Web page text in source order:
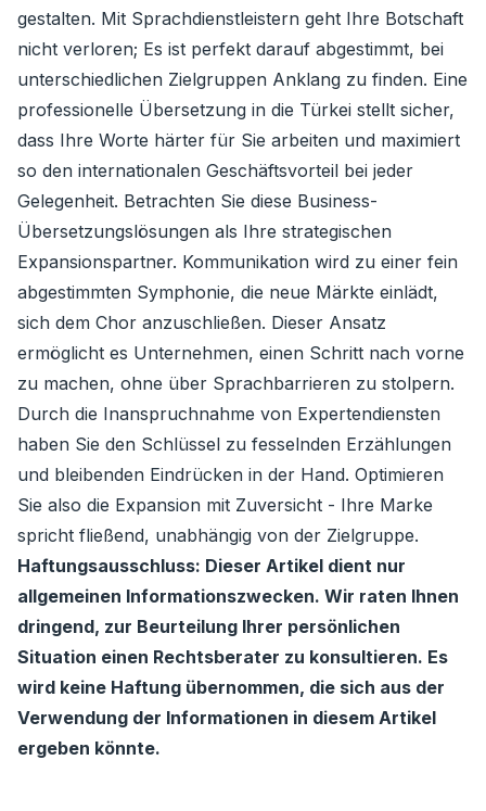
gestalten. Mit Sprachdienstleistern geht Ihre Botschaft
nicht verloren; Es ist perfekt darauf abgestimmt, bei
unterschiedlichen Zielgruppen Anklang zu finden. Eine
professionelle Übersetzung in die Türkei stellt sicher,
dass Ihre Worte härter für Sie arbeiten und maximiert
so den internationalen Geschäftsvorteil bei jeder
Gelegenheit. Betrachten Sie diese Business-
Übersetzungslösungen als Ihre strategischen
Expansionspartner. Kommunikation wird zu einer fein
abgestimmten Symphonie, die neue Märkte einlädt,
sich dem Chor anzuschließen. Dieser Ansatz
ermöglicht es Unternehmen, einen Schritt nach vorne
zu machen, ohne über Sprachbarrieren zu stolpern.
Durch die Inanspruchnahme von Expertendiensten
haben Sie den Schlüssel zu fesselnden Erzählungen
und bleibenden Eindrücken in der Hand. Optimieren
Sie also die Expansion mit Zuversicht - Ihre Marke
spricht fließend, unabhängig von der Zielgruppe.
Haftungsausschluss: Dieser Artikel dient nur
allgemeinen Informationszwecken. Wir raten Ihnen
dringend, zur Beurteilung Ihrer persönlichen
Situation einen Rechtsberater zu konsultieren. Es
wird keine Haftung übernommen, die sich aus der
Verwendung der Informationen in diesem Artikel
ergeben könnte.